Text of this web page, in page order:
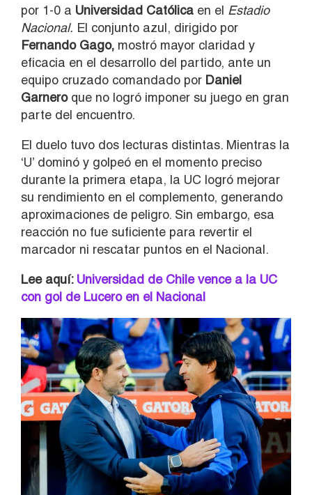
por 1-0 a Universidad Católica en el Estadio
Nacional. El conjunto azul, dirigido por
Fernando Gago, mostró mayor claridad y
eficacia en el desarrollo del partido, ante un
equipo cruzado comandado por Daniel
Garneroque no logró imponer su juego en gran
parte del encuentro.
El duelo tuvo dos lecturas distintas. Mientras la
‘U’ dominó y golpeó en el momento preciso
durante la primera etapa, la UC logró mejorar
su rendimiento en el complemento, generando
aproximaciones de peligro. Sin embargo, esa
reacción no fue suficiente para revertir el
marcador ni rescatar puntos en el Nacional.
Lee aquí:Universidad de Chile vence a la UC
con gol de Lucero en el Nacional